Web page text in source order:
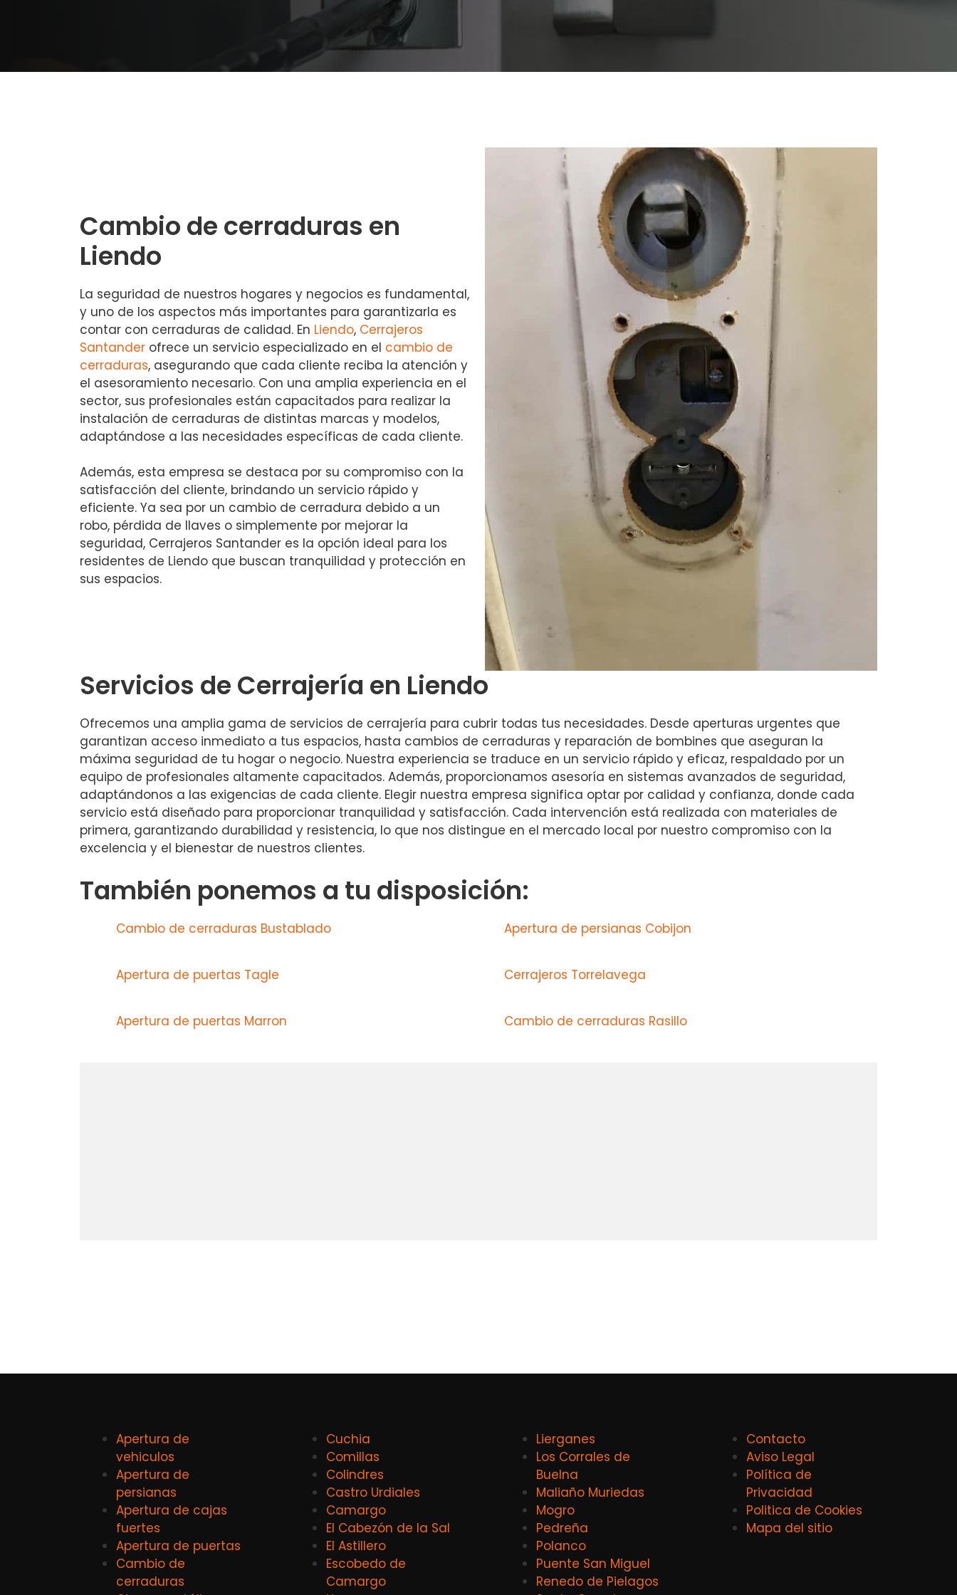
Cambio de cerraduras en
Liendo
La seguridad de nuestros hogares y negocios es fundamental,
y uno de los aspectos más importantes para garantizarla es
contar con cerraduras de calidad. En Liendo, Cerrajeros
Santander ofrece un servicio especializado en el cambio de
cerraduras, asegurando que cada cliente reciba la atención y
el asesoramiento necesario. Con una amplia experiencia en el
sector, sus profesionales están capacitados para realizar la
instalación de cerraduras de distintas marcas y modelos,
adaptándose a las necesidades específicas de cada cliente.
Además, esta empresa se destaca por su compromiso con la
satisfacción del cliente, brindando un servicio rápido y
eficiente. Ya sea por un cambio de cerradura debido a un
robo, pérdida de llaves o simplemente por mejorar la
seguridad, Cerrajeros Santander es la opción ideal para los
residentes de Liendo que buscan tranquilidad y protección en
sus espacios.
Servicios de Cerrajería en Liendo
Ofrecemos una amplia gama de servicios de cerrajería para cubrir todas tus necesidades. Desde aperturas urgentes que
garantizan acceso inmediato a tus espacios, hasta cambios de cerraduras y reparación de bombines que aseguran la
máxima seguridad de tu hogar o negocio. Nuestra experiencia se traduce en un servicio rápido y eficaz, respaldado por un
equipo de profesionales altamente capacitados. Además, proporcionamos asesoría en sistemas avanzados de seguridad,
adaptándonos a las exigencias de cada cliente. Elegir nuestra empresa significa optar por calidad y confianza, donde cada
servicio está diseñado para proporcionar tranquilidad y satisfacción. Cada intervención está realizada con materiales de
primera, garantizando durabilidad y resistencia, lo que nos distingue en el mercado local por nuestro compromiso con la
excelencia y el bienestar de nuestros clientes.
También ponemos a tu disposición:
Cambio de cerraduras Bustablado Apertura de persianas Cobijon
Apertura de puertas Tagle Cerrajeros Torrelavega
Apertura de puertas Marron Cambio de cerraduras Rasillo
Apertura de
vehiculos
Apertura de
persianas
Apertura de cajas
fuertes
Apertura de puertas
Cambio de
cerraduras
Cuchia
Comillas
Colindres
Castro Urdiales
Camargo
El Cabezón de la Sal
El Astillero
Escobedo de
Camargo
Lierganes
Los Corrales de
Buelna
Maliaño Muriedas
Mogro
Pedreña
Polanco
Puente San Miguel
Renedo de Pielagos
Contacto
Aviso Legal
Política de
Privacidad
Politica de Cookies
Mapa del sitio